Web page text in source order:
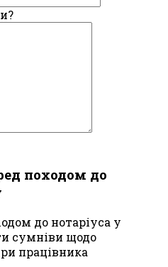
походом до
до нотаріуса у
сумніви щодо
працівника